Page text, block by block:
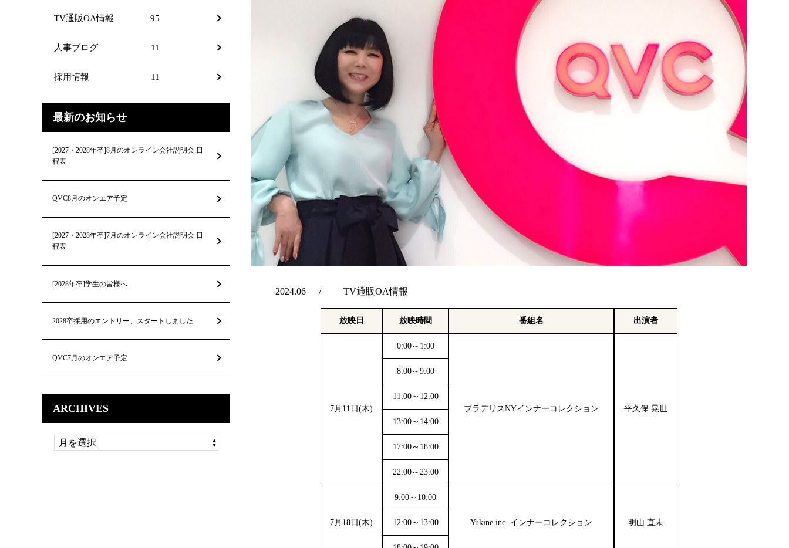
2024.06 TV通販OA情報
放映日 放映時間 番組名 出演者
7月11日(木)
0:00～1:00
ブラデリスNYインナーコレクション 平久保 晃世
8:00～9:00
11:00～12:00
13:00～14:00
17:00～18:00
22:00～23:00
7月18日(木)
9:00～10:00
Yukine inc. インナーコレクション 明山 直未
12:00～13:00
TV通販OA情報 95
人事ブログ 11
採用情報 11
最新のお知らせ
[2027・2028年卒]8月のオンライン会社説明会 日
程表
QVC8月のオンエア予定
[2027・2028年卒]7月のオンライン会社説明会 日
程表
[2028年卒]学生の皆様へ
2028卒採用のエントリー、スタートしました
QVC7月のオンエア予定
ARCHIVES